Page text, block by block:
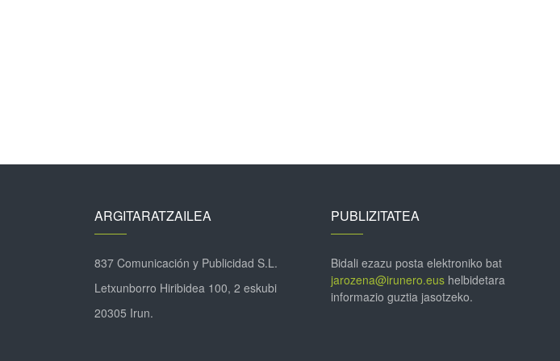
ARGITARATZAILEA
837 Comunicación y Publicidad S.L.
Letxunborro Hiribidea 100, 2 eskubi
20305 Irun.
PUBLIZITATEA
Bidali ezazu posta elektroniko bat
jarozena@irunero.eushelbidetara
informazio guztia jasotzeko.